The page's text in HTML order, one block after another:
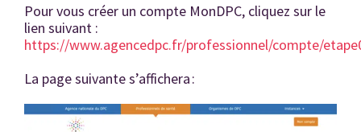
Pour vous créer un compte MonDPC, cliquez sur le
lien suivant :
https://www.agencedpc.fr/professionnel/compte/
La page suivante s’affichera :